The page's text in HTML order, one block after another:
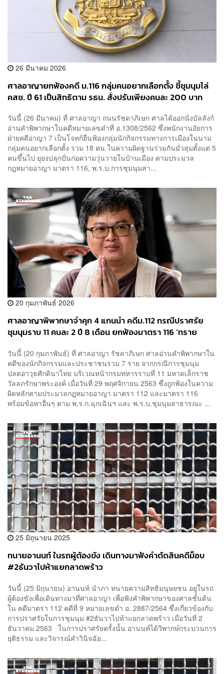
26 มีนาคม 2026
ศาลอาญายกฟ้องคดี ม.116 กลุ่มคนอยากเลือกตั้ง ชี้ชุมนุมไล่
คสช. ปี 61 เป็นสิทธิตาม รธน. สั่งปรับเพียงคนละ 200 บาท
วันนี้ (26 มีนาคม) ที่ ศาลอาญา ถนนรัชดาภิเษก ศาลได้ออกนั่งบัลลังก์
อ่านคำพิพากษาในคดีหมายเลขดำที่ อ.1308/2562 ซึ่งพนักงานอัยการ
ฝ่ายคดีอาญา 7 เป็นโจทก์ยื่นฟ้องกลุ่มนักกิจกรรมทางการเมืองในนาม
กลุ่มคนอยากเลือกตั้ง รวม 18 คน ในความผิดฐานร่วมกันมั่วสุมตั้งแต่ 5
คนขึ้นไป ยุยงปลุกปั่นก่อความวุ่นวายในบ้านเมือง ตามประมวล
กฎหมายอาญา มาตรา 116, พ.ร.บ.การชุมนุมสา...
20 กุมภาพันธ์ 2026
ศาลอาญาพิพากษาจำคุก 4 แกนนำ คดีม.112 กรณีปราศรัย
ชุมนุมราบ 11 คนละ 2 ปี 8 เดือน ยกฟ้องมาตรา 116 ‘ทราย
วันนี้ (20 กุมภาพันธ์) ที่ ศาลอาญา รัชดาภิเษก ศาลอ่านคำพิพากษาใน
คดีของนักกิจกรรมและประชาชนรวม 7 ราย จากกรณีการชุมนุม
ปลดอาวุธศักดินาไทย บริเวณหน้ากรมทหารราบที่ 11 มหาดเล็กราช
วัลลภรักษาพระองค์ เมื่อวันที่ 29 พฤศจิกายน 2563 ซึ่งถูกฟ้องในความ
ผิดหลักตามประมวลกฎหมายอาญา มาตรา 112 และมาตรา 116
พร้อมข้อหาอื่นๆ ตาม พ.ร.ก.ฉุกเฉินฯ และ พ.ร.บ.ชุมนุมสาธารณะ ...
25 มิถุนายน 2025
ทนายอานนท์ ในรถผู้ต้องขัง เดินทางมาฟังคำตัดสินคดีม็อบ
#2ธันวาไปห้าแยกลาดพร้าว
วันนี้ (25 มิถุนายน) อานนท์ นำภา ทนายความสิทธิมนุษยชน อยู่ในรถ
ผู้ต้องขังเพื่อเดินทางมาที่ศาลอาญา เพื่อฟังคำพิพากษาของศาลชั้นต้น
ใน คดีมาตรา 112 คดีที่ 9 หมายเลขดำ อ. 2887/2564 ซึ่งเกี่ยวข้องกับ
การปราศรัยในการชุมนุม #2ธันวาไปห้าแยกลาดพร้าว เมื่อวันที่ 2
ธันวาคม 2563 ในการปราศรัยครั้งนั้น อานนท์ได้วิพากษ์กระบวนการ
ยุติธรรม และวิจารณ์คำวินิจฉัย...